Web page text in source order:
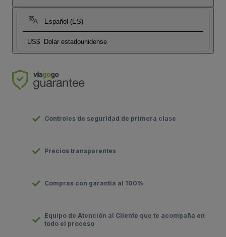
Español (ES)
US$ Dolar estadounidense
Controles de seguridad de primera clase
Precios transparentes
Compras con garantía al 100%
Equipo de Atención al Cliente que te acompaña en
todo el proceso